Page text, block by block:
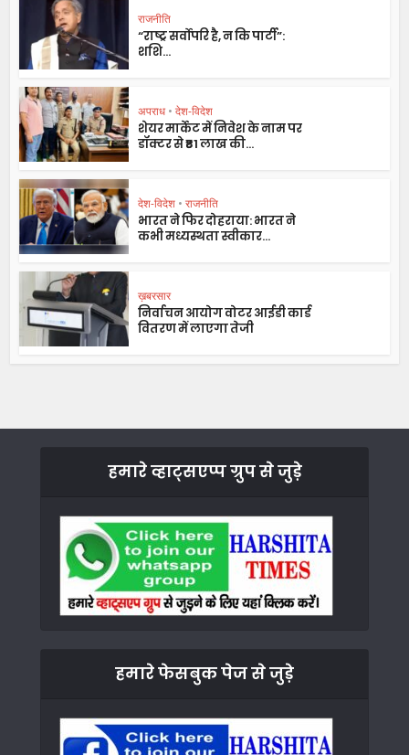
राजनीति
“राष्ट्र सर्वोपरि है, न कि पार्टी”:
शशि...
अपराध • देश-विदेश
शेयर मार्केट में निवेश के नाम पर
डॉक्टर से ₹81 लाख की...
देश-विदेश • राजनीति
भारत ने फिर दोहराया: भारत ने
कभी मध्यस्थता स्वीकार...
ख़बरसार
निर्वाचन आयोग वोटर आईडी कार्ड
वितरण में लाएगा तेजी
हमारे व्हाट्सएप्प ग्रुप से जुड़े
हमारे फेसबुक पेज से जुड़े